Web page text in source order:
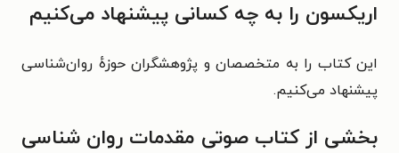
اریکسون را به چه کسانی پیشنهاد می‌کنیم
این کتاب را به متخصصان و پژوهشگران حوزهٔ روان‌شناسی
پیشنهاد می‌کنیم.
بخشی از کتاب صوتی مقدمات روان شناسی